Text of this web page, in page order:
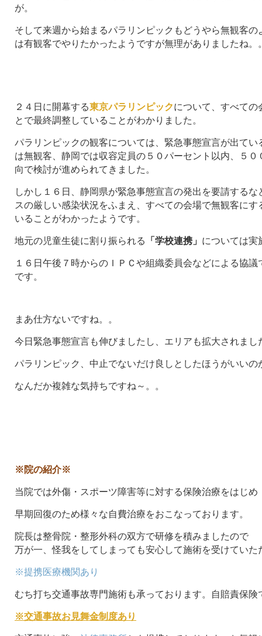
が。
そして来週から始まるパラリンピックもどうやら無観客の
は有観客でやりたかったようですが無理がありましたね。
２４日に開幕する東京パラリンピックについて、すべての
とで最終調整していることがわかりました。
パラリンピックの観客については、緊急事態宣言が出てい
は無観客、静岡では収容定員の５０パーセント以内、５０
向で検討が進められてきました。
しかし１６日、静岡県が緊急事態宣言の発出を要請する
スの厳しい感染状況をふまえ、すべての会場で無観客にす
いることがわかったようです。
地元の児童生徒に割り振られる 「学校連携」 については実
１６日午後７時からのＩＰＣや組織委員会などによる協
です。
まあ仕方ないですね。。
今日緊急事態宣言も伸びましたし、エリアも拡大されまし
パラリンピック、中止でないだけ良しとしたほうがいいの
なんだか複雑な気持ちですね～。。
※院の紹介※
当院では外傷・スポーツ障害等に対する保険治療をはじめ
早期回復のため様々な自費治療をおこなっております。
院長は整骨院・整形外科の双方で研修を積みましたので
万が一、怪我をしてしまっても安心して施術を受けていた
※提携医療機関あり
むち打ち交通事故専門施術も承っております。自賠責保険
※交通事故お見舞金制度あり